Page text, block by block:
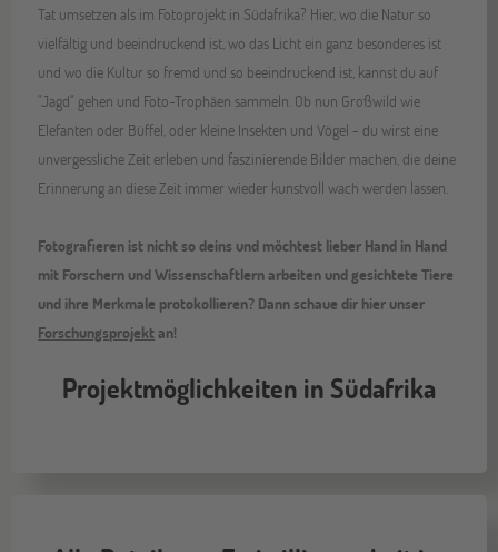
Tat umsetzen als im Fotoprojekt in Südafrika? Hier, wo die Natur so
vielfältig und beeindruckend ist, wo das Licht ein ganz besonderes ist
und wo die Kultur so fremd und so beeindruckend ist, kannst du auf
"Jagd" gehen und Foto-Trophäen sammeln. Ob nun Großwild wie
Elefanten oder Büffel, oder kleine Insekten und Vögel - du wirst eine
unvergessliche Zeit erleben und faszinierende Bilder machen, die deine
Erinnerung an diese Zeit immer wieder kunstvoll wach werden lassen.
Fotografieren ist nicht so deins und möchtest lieber Hand in Hand
mit Forschern und Wissenschaftlern arbeiten und gesichtete Tiere
und ihre Merkmale protokollieren? Dann schaue dir hier unser
Forschungsprojekt an!
Projektmöglichkeiten in Südafrika